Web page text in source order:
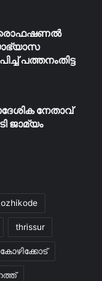
പ്രൊഫഷണൽ
പത്തനംതിട്ട
നേതാവ്
ജാമ്യം
thrissur
കോഴിക്കോട്